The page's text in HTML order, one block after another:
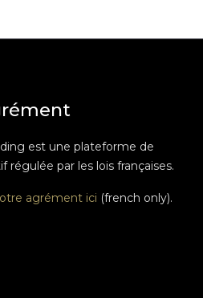
est une plateforme de
par les lois françaises.
agrément ici (french only).